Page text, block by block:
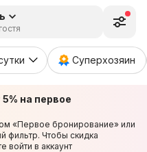
Суперхозяин
на первое
«Первое бронирование» или
фильтр. Чтобы скидка
войти в аккаунт